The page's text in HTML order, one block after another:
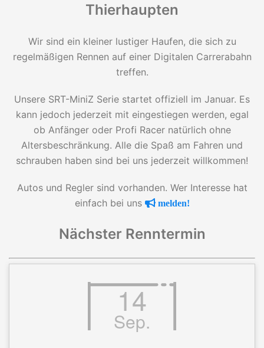
Thierhaupten
Wir sind ein kleiner lustiger Haufen, die sich zu
regelmäßigen Rennen auf einer Digitalen Carrerabahn
treffen.
Unsere SRT-MiniZ Serie startet offiziell im Januar. Es
kann jedoch jederzeit mit eingestiegen werden, egal
ob Anfänger oder Profi Racer natürlich ohne
Altersbeschränkung. Alle die Spaß am Fahren und
schrauben haben sind bei uns jederzeit willkommen!
Autos und Regler sind vorhanden. Wer Interesse hat
einfach bei uns
melden!
Nächster Renntermin
14
Sep.